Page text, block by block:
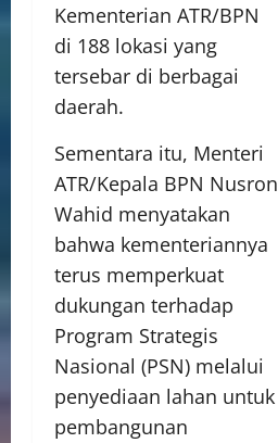
Kementerian ATR/BPN
di 188 lokasi yang
tersebar di berbagai
daerah.
Sementara itu, Menteri
ATR/Kepala BPN Nusron
Wahid menyatakan
bahwa kementeriannya
terus memperkuat
dukungan terhadap
Program Strategis
Nasional (PSN) melalui
penyediaan lahan untuk
pembangunan